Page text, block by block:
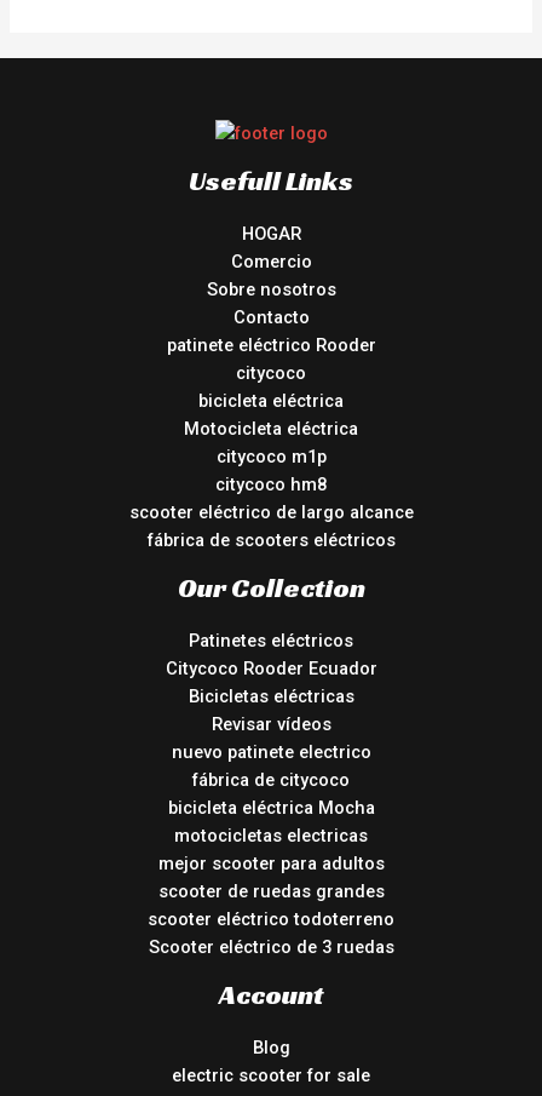
Usefull Links
HOGAR
Comercio
Sobre nosotros
Contacto
patinete eléctrico Rooder
citycoco
bicicleta eléctrica
Motocicleta eléctrica
citycoco m1p
citycoco hm8
scooter eléctrico de largo alcance
fábrica de scooters eléctricos
Our Collection
Patinetes eléctricos
Citycoco Rooder Ecuador
Bicicletas eléctricas
Revisar vídeos
nuevo patinete electrico
fábrica de citycoco
bicicleta eléctrica Mocha
motocicletas electricas
mejor scooter para adultos
scooter de ruedas grandes
scooter eléctrico todoterreno
Scooter eléctrico de 3 ruedas
Account
Blog
electric scooter for sale